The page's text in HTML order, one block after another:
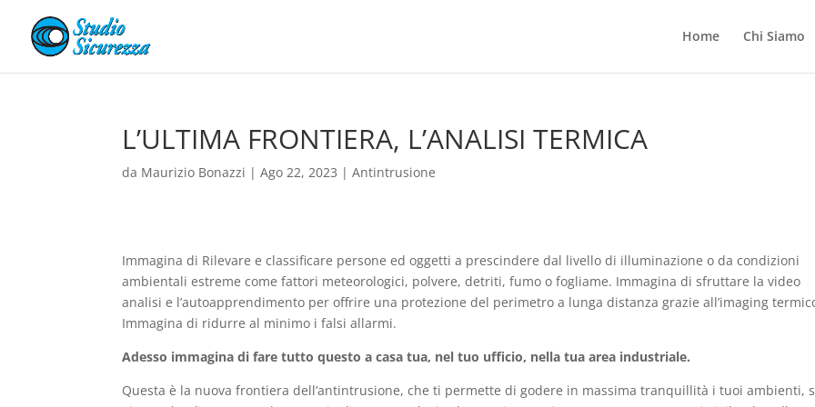
Home Chi Siamo
L’ULTIMA FRONTIERA, L’ANALISI TERMICA
da Maurizio Bonazzi |Ago 22, 2023 |Antintrusione
Immagina di Rilevare e classificare persone ed oggetti a prescindere dal livello di illuminazione o da condizioni
ambientali estreme come fattori meteorologici, polvere, detriti, fumo o fogliame. Immagina di sfruttare la video
analisi e l’autoapprendimento per offrire una protezione del perimetro a lunga distanza grazie all’imaging
Immagina di ridurre al minimo i falsi allarmi.
Adesso immagina di fare tutto questo a casa tua, nel tuo ufficio, nella tua area industriale.
Questa è la nuova frontiera dell’antintrusione, che ti permette di godere in massima tranquillità i tuoi ambienti,